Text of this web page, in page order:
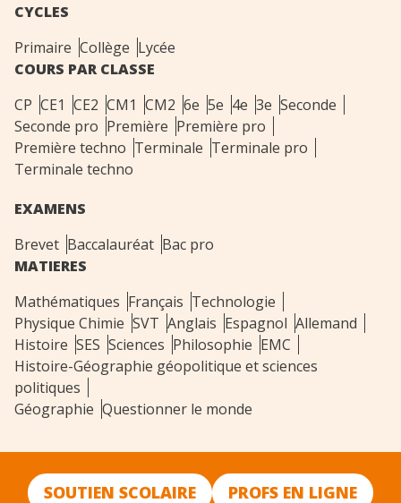
CYCLES
Primaire Collège Lycée
COURS PAR CLASSE
CP CE1 CE2 CM1 CM2 6e 5e 4e 3e Seconde
Seconde pro Première Première pro
Première techno Terminale Terminale pro
Terminale techno
EXAMENS
Brevet Baccalauréat Bac pro
MATIERES
Mathématiques Français Technologie
Physique Chimie SVT Anglais Espagnol Allemand
Histoire SES Sciences Philosophie EMC
Histoire-Géographie géopolitique et sciences
politiques
Géographie Questionner le monde
SOUTIEN SCOLAIRE PROFS EN LIGNE